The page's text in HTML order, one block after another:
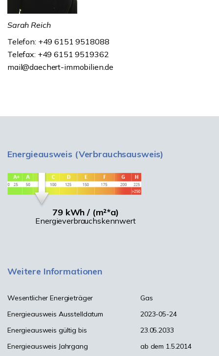
Sarah Reich
Telefon: +49 6151 9518088
Telefax: +49 6151 9519362
mail@daechert-immobilien.de
Energieausweis (Verbrauchsausweis)
79 kWh / (m²*a)
Energieverbrauchskennwert
Weitere Informationen
Wesentlicher Energieträger
Gas
Energieausweis Ausstelldatum
2023-05-24
Energieausweis gültig bis
23.05.2033
Energieausweis Jahrgang
ab dem 1.5.2014